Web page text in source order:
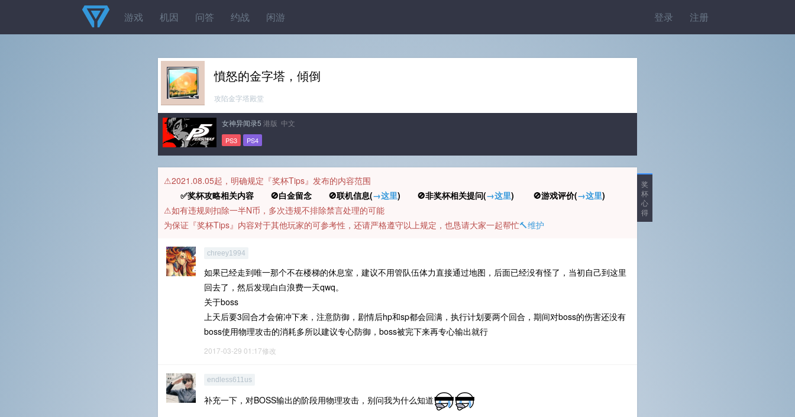
登录 注册
游戏 机因 问答 约战 闲游
憤怒的金字塔，傾倒
攻陷金字塔殿堂
女神异闻录5 港版 中文
PS3 PS4
奖
杯
心
得
⚠️2021.08.05起，明确规定『奖杯Tips』发布的内容范围
✅奖杯攻略相关内容 🚫白金留念 🚫联机信息(→这里) 🚫非奖杯相关提问(→这里) 🚫游戏评价(→这里)
⚠️如有违规则扣除一半N币，多次违规不排除禁言处理的可能
为保证『奖杯Tips』内容对于其他玩家的可参考性，还请严格遵守以上规定，也恳请大家一起帮忙🔨维护
chreey1994
如果已经走到唯一那个不在楼梯的休息室，建议不用管队伍体力直接通过地图，后面已经没有怪了，当初自己到这里
回去了，然后发现白白浪费一天qwq。
关于boss
上天后要3回合才会俯冲下来，注意防御，剧情后hp和sp都会回满，执行计划要两个回合，期间对boss的伤害还没有
boss使用物理攻击的消耗多所以建议专心防御，boss被完下来再专心输出就行
2017-03-29 01:17修改
endless611us
补充一下，对BOSS输出的阶段用物理攻击，别问我为什么知道